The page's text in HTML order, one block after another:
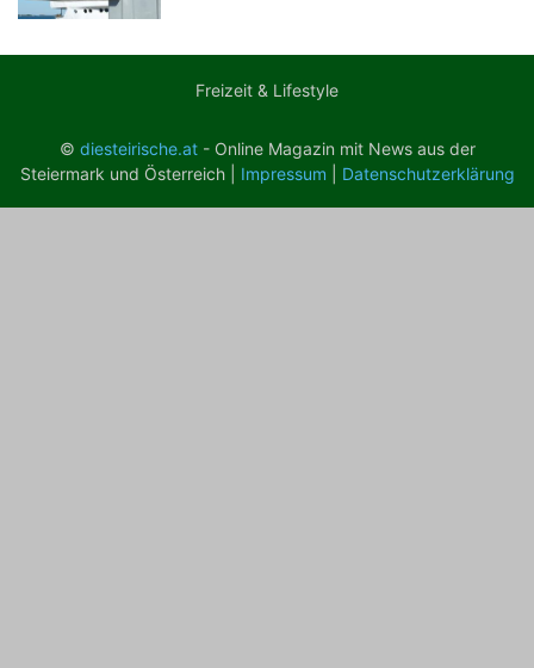
Freizeit & Lifestyle
© diesteirische.at- Online Magazin mit News aus der
Steiermark und Österreich | Impressum Datenschutzerklärung